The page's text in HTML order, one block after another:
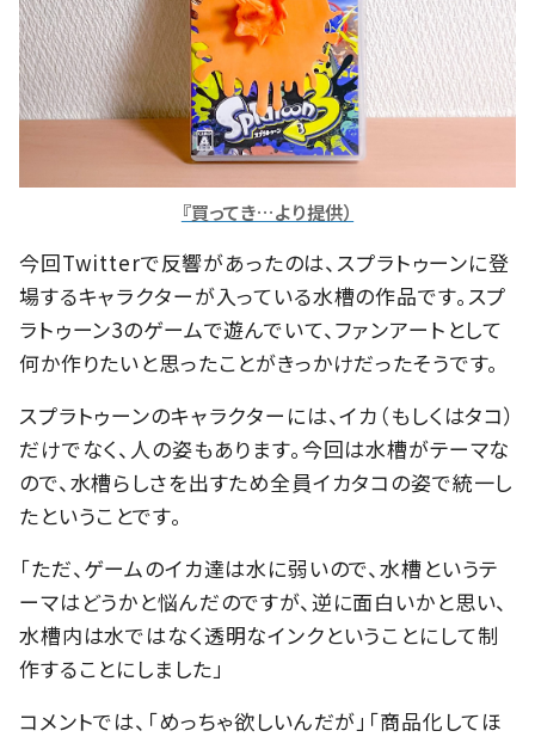
『買ってき…より提供）
今回Twitterで反響があったのは、スプラトゥーンに登
場するキャラクターが入っている水槽の作品です。スプ
ラトゥーン3のゲームで遊んでいて、ファンアートとして
何か作りたいと思ったことがきっかけだったそうです。
スプラトゥーンのキャラクターには、イカ（もしくはタコ）
だけでなく、人の姿もあります。今回は水槽がテーマな
ので、水槽らしさを出すため全員イカタコの姿で統一し
たということです。
「ただ、ゲームのイカ達は水に弱いので、水槽というテ
ーマはどうかと悩んだのですが、逆に面白いかと思い、
水槽内は水ではなく透明なインクということにして制
作することにしました」
コメントでは、「めっちゃ欲しいんだが」「商品化してほ